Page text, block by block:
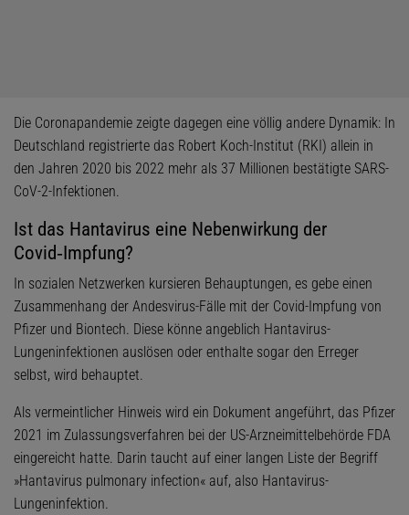
Die Coronapandemie zeigte dagegen eine völlig andere Dynamik: In
Deutschland registrierte das Robert Koch-Institut (RKI) allein in
den Jahren 2020 bis 2022 mehr als 37 Millionen bestätigte SARS-
CoV-2-Infektionen.
Ist das Hantavirus eine Nebenwirkung der
Covid‑Impfung?
In sozialen Netzwerken kursieren Behauptungen, es gebe einen
Zusammenhang der Andesvirus-Fälle mit der Covid-Impfung von
Pfizer und Biontech. Diese könne angeblich Hantavirus-
Lungeninfektionen auslösen oder enthalte sogar den Erreger
selbst, wird behauptet.
Als vermeintlicher Hinweis wird ein Dokument angeführt, das Pfizer
2021 im Zulassungsverfahren bei der US-Arzneimittelbehörde FDA
eingereicht hatte. Darin taucht auf einer langen Liste der Begriff
»Hantavirus pulmonary infection« auf, also Hantavirus-
Lungeninfektion.